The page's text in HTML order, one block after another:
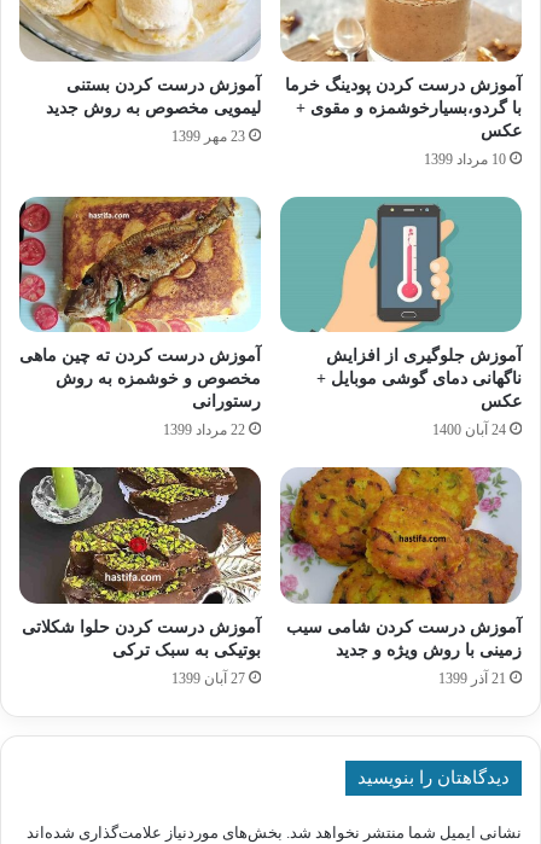
آموزش درست کردن پودینگ خرما
با گردو،بسیارخوشمزه و مقوی +
عکس
10 مرداد 1399
آموزش درست کردن بستنی
لیمویی مخصوص به روش جدید
23 مهر 1399
آموزش جلوگیری از افزایش
ناگهانی دمای گوشی موبایل +
عکس
24 آبان 1400
آموزش درست کردن ته چین ماهی
مخصوص و خوشمزه به روش
رستورانی
22 مرداد 1399
آموزش درست کردن شامی سیب
زمینی با روش ویژه و جدید
21 آذر 1399
آموزش درست کردن حلوا شکلاتی
بوتیکی به سبک ترکی
27 آبان 1399
دیدگاهتان را بنویسید
نشانی ایمیل شما منتشر نخواهد شد. بخش‌های موردنیاز علامت‌گذاری شده‌اند